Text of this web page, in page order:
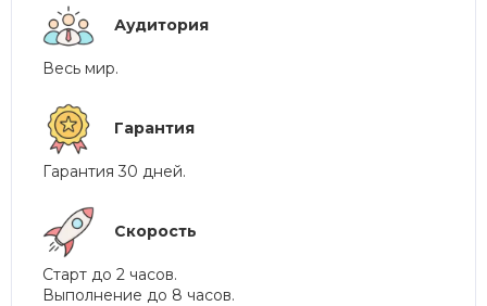
Аудитория
Весь мир.
Гарантия
Гарантия 30 дней.
Скорость
Старт до 2 часов.
Выполнение до 8 часов.